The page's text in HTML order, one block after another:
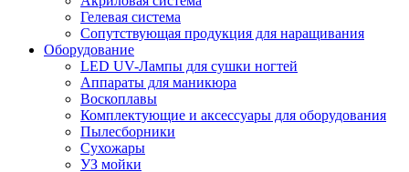
Гелевая система
Сопутствующая продукция для наращивания
Оборудование
LED UV-Лампы для сушки ногтей
Аппараты для маникюра
Воскоплавы
Комплектующие и аксессуары для оборудования
Пылесборники
Сухожары
УЗ мойки